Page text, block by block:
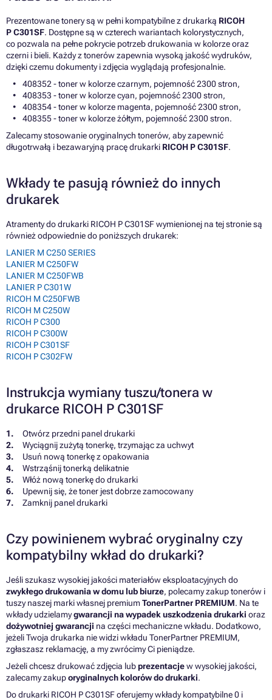
Prezentowane tonery są w pełni kompatybilne z drukarką RICOH
P C301SF. Dostępne są w czterech wariantach kolorystycznych,
co pozwala na pełne pokrycie potrzeb drukowania w kolorze oraz
czerni i bieli. Każdy z tonerów zapewnia wysoką jakość wydruków,
dzięki czemu dokumenty i zdjęcia wyglądają profesjonalnie.
408352 - toner w kolorze czarnym, pojemność 2300 stron,
408353 - toner w kolorze cyan, pojemność 2300 stron,
408354 - toner w kolorze magenta, pojemność 2300 stron,
408355 - toner w kolorze żółtym, pojemność 2300 stron.
Zalecamy stosowanie oryginalnych tonerów, aby zapewnić
długotrwałą i bezawaryjną pracę drukarki RICOH P C301SF.
Wkłady te pasują również do innych
drukarek
Atramenty do drukarki RICOH P C301SF wymienionej na tej stronie są
również odpowiednie do poniższych drukarek:
LANIER M C250 SERIES
LANIER M C250FW
LANIER M C250FWB
LANIER P C301W
RICOH M C250FWB
RICOH M C250W
RICOH P C300
RICOH P C300W
RICOH P C301SF
RICOH P C302FW
Instrukcja wymiany tuszu/tonera w
drukarce RICOH P C301SF
Otwórz przedni panel drukarki
Wyciągnij zużytą tonerkę, trzymając za uchwyt
Usuń nową tonerkę z opakowania
Wstrząśnij tonerką delikatnie
Włóż nową tonerkę do drukarki
Upewnij się, że toner jest dobrze zamocowany
Zamknij panel drukarki
Czy powinienem wybrać oryginalny czy
kompatybilny wkład do drukarki?
Jeśli szukasz wysokiej jakości materiałów eksploatacyjnych do
zwykłego drukowania w domu lub biurze, polecamy zakup tonerów i
tuszy naszej marki własnej premiumTonerPartner PREMIUM. Na te
wkłady udzielamygwarancji na wypadek uszkodzenia drukarki oraz
dożywotniej gwarancji na części mechaniczne wkładu. Dodatkowo,
jeżeli Twoja drukarka nie widzi wkładu TonerPartner PREMIUM,
zgłaszasz reklamację, a my zwrócimy Ci pieniądze.
Jeżeli chcesz drukować zdjęcia lubprezentacjew wysokiej jakości,
zalecamy zakuporyginalnych kolorów do drukarki.
Do drukarki RICOH P C301SF oferujemy wkłady kompatybilne 0 i